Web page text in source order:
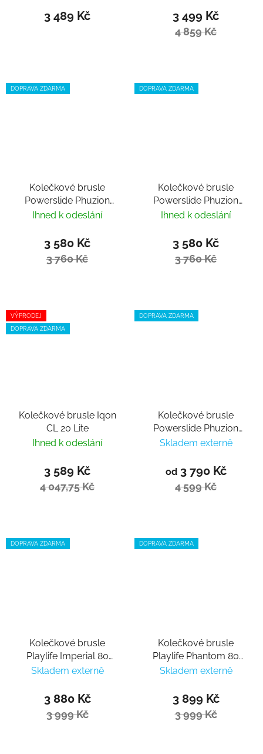
3 489 Kč 3 499 Kč
4 859 Kč
DOPRAVA ZDARMA
Kolečkové brusle
Powerslide Phuzion
Radon Charcoal 84
Ihned k odeslání
3 580 Kč
3 760 Kč
DOPRAVA ZDARMA
Kolečkové brusle
Powerslide Phuzion
Radon Slate Grey 84
Ihned k odeslání
3 580 Kč
3 760 Kč
VÝPRODEJ
DOPRAVA ZDARMA
Kolečkové brusle Iqon
CL 20 Lite
Ihned k odeslání
3 589 Kč
4 047,75 Kč
DOPRAVA ZDARMA
Kolečkové brusle
Powerslide Phuzion
RFC 90 Trinity
Skladem externě
od3 790 Kč
4 599 Kč
DOPRAVA ZDARMA
Kolečkové brusle
Playlife Imperial 80
Fuchsia
Skladem externě
3 880 Kč
3 999 Kč
DOPRAVA ZDARMA
Kolečkové brusle
Playlife Phantom 80
Black
Skladem externě
3 899 Kč
3 999 Kč